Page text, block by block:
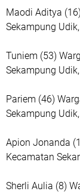
Maodi Aditya
Sekampung
Tuniem (53)
Sekampung
Pariem (46)
Sekampung
Apion Jonanda
Kecamatan
Sherli Aulia (8)